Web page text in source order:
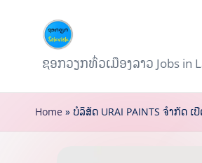
ຊ
ອ
ກ
ຊອກວຽກທົ່ວເມືອງລາວ Jobs in
Home » ບໍລິສັດ URAI PAINTS ຈຳກັດ